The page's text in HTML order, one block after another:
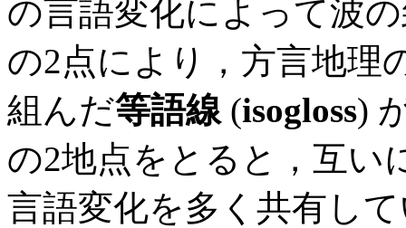
の言語変化によって波
の2点により，方言地理
組んだ等語線 (isogloss)
の2地点をとると，互い
言語変化を多く共有し